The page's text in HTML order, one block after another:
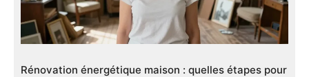
Rénovation énergétique maison : quelles étapes pour